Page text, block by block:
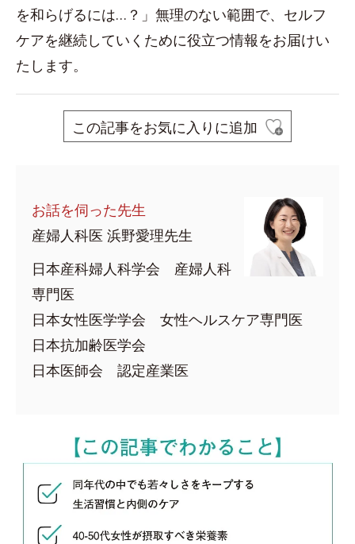
を和らげるには…？」無理のない範囲で、セルフ
ケアを継続していくために役立つ情報をお届けい
たします。
この記事をお気に入りに追加
お話を伺った先生
産婦人科医 浜野愛理先生
日本産科婦人科学会 産婦人科
専門医
日本女性医学学会 女性ヘルスケア専門医
日本抗加齢医学会
日本医師会 認定産業医